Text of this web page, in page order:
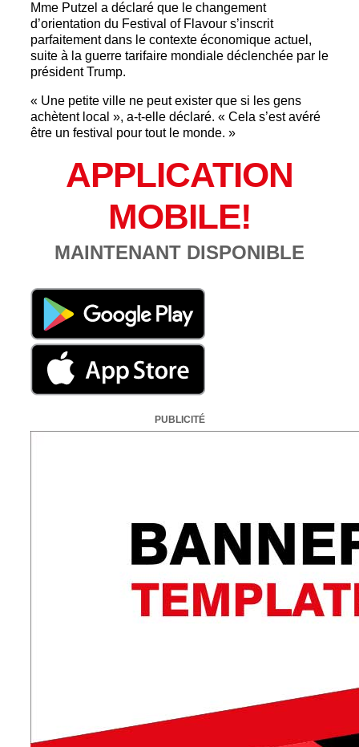
Mme Putzel a déclaré que le changement
d’orientation du Festival of Flavour s’inscrit
parfaitement dans le contexte économique actuel,
suite à la guerre tarifaire mondiale déclenchée par le
président Trump.
« Une petite ville ne peut exister que si les gens
achètent local », a-t-elle déclaré. « Cela s’est avéré
être un festival pour tout le monde. »
APPLICATION
MOBILE!
MAINTENANT DISPONIBLE
PUBLICITÉ